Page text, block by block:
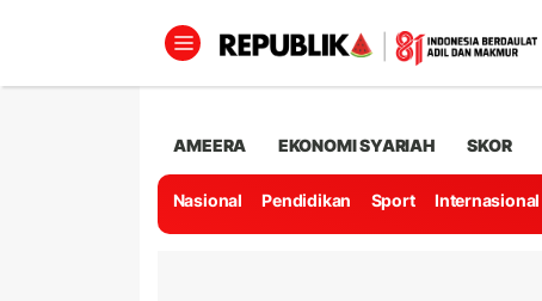
AMEERA EKONOMI SYARIAH SKOR
Nasional Pendidikan Sport Internasional